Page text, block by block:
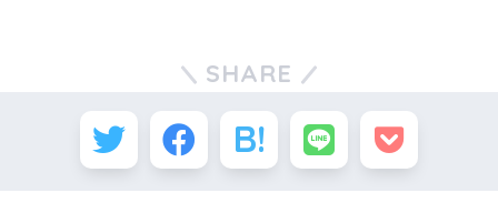
SHARE